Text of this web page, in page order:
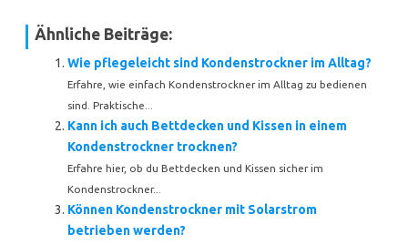
Ähnliche Beiträge:
Wie pflegeleicht sind Kondenstrockner im Alltag?
Erfahre, wie einfach Kondenstrockner im Alltag zu bedienen
sind. Praktische...
Kann ich auch Bettdecken und Kissen in einem
Kondenstrockner trocknen?
Erfahre hier, ob du Bettdecken und Kissen sicher im
Kondenstrockner...
Können Kondenstrockner mit Solarstrom
betrieben werden?